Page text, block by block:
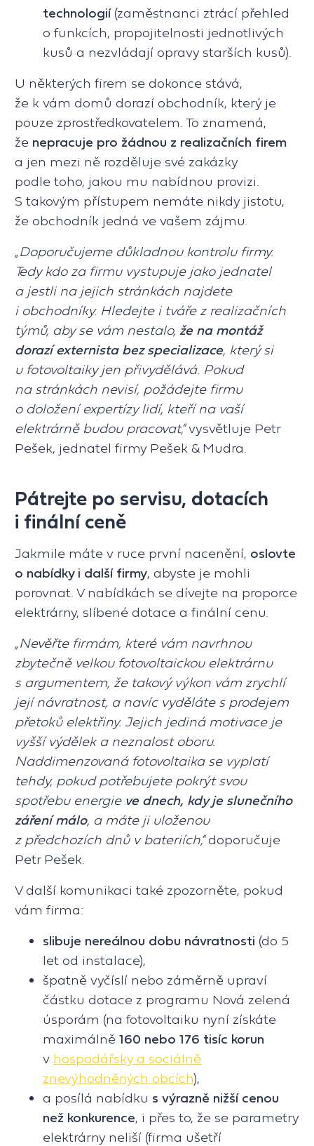
technologií(zaměstnanci ztrácí přehled
o funkcích, propojitelnosti jednotlivých
kusů a nezvládají opravy starších kusů).
U některých firem se dokonce stává,
že k vám domů dorazí obchodník, který je
pouze zprostředkovatelem. To znamená,
že nepracuje pro žádnou z realizačních firem
a jen mezi ně rozděluje své zakázky
podle toho, jakou mu nabídnou provizi.
S takovým přístupem nemáte nikdy jistotu,
že obchodník jedná ve vašem zájmu.
„Doporučujeme důkladnou kontrolu firmy.
Tedy kdo za firmu vystupuje jako jednatel
a jestli na jejich stránkách najdete
i obchodníky. Hledejte i tváře z realizačních
týmů, aby se vám nestalo, že na montáž
dorazí externista bez specializace, který si
u fotovoltaiky jen přivydělává. Pokud
na stránkách nevisí, požádejte firmu
o doložení expertízy lidí, kteří na vaší
elektrárně budou pracovat,“vysvětluje Petr
Pešek, jednatel firmy Pešek & Mudra.
Pátrejte po servisu, dotacích
i finální ceně
Jakmile máte v ruce první nacenění, oslovte
o nabídky i další firmy, abyste je mohli
porovnat. V nabídkách se dívejte na proporce
elektrárny, slíbené dotace a finální cenu.
„Nevěřte firmám, které vám navrhnou
zbytečně velkou fotovoltaickou elektrárnu
s argumentem, že takový výkon vám zrychlí
její návratnost, a navíc vyděláte s prodejem
přetoků elektřiny. Jejich jediná motivace je
vyšší výdělek a neznalost oboru.
Naddimenzovaná fotovoltaika se vyplatí
tehdy, pokud potřebujete pokrýt svou
spotřebu energieve dnech, kdy je slunečního
záření málo, a máte ji uloženou
z předchozích dnů v bateriích,“doporučuje
Petr Pešek.
V další komunikaci také zpozorněte, pokud
vám firma:
slibuje nereálnou dobu návratnosti (do 5
let od instalace),
špatně vyčíslí nebo záměrně upraví
částku dotace z programu Nová zelená
úsporám (na fotovoltaiku nyní získáte
maximálně 160 nebo 176 tisíc korun
v hospodářsky a sociálně
znevýhodněných obcích),
a posílá nabídku s výrazně nižší cenou
než konkurence, i přes to, že se parametry
elektrárny neliší (firma ušetří